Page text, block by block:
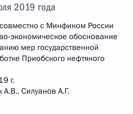
2019 года
с Минфином России
обоснование
мер государственной
Приобского нефтяного
г.
Силуанов А.Г.